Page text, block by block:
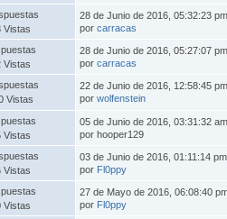
Vistas
28 de Junio de 2016, 05:32:23 pm
porcarracas
Vistas
28 de Junio de 2016, 05:27:07 pm
porcarracas
Vistas
22 de Junio de 2016, 12:58:45 pm
porwolfenstein
Vistas
05 de Junio de 2016, 03:31:32 am
por hooper129
Vistas
03 de Junio de 2016, 01:11:14 pm
por Fl0ppy
Vistas
27 de Mayo de 2016, 06:08:40
por Fl0ppy